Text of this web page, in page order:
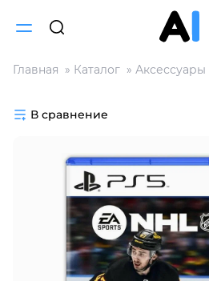
Главная Каталог Аксессуары
В сравнение
Разбейте
оплатуна части
без переплат
График платежей